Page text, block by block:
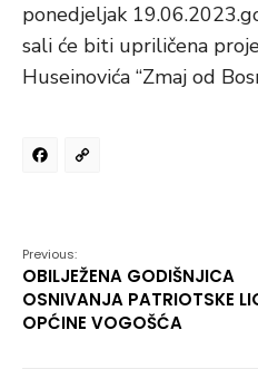
ponedjeljak
sali će biti upriličena
Huseinovića “Zmaj od
Facebook
Previous:
OBILJEŽENA GODIŠNJICA
OSNIVANJA PATRIOTSKE
OPĆINE VOGOŠĆA